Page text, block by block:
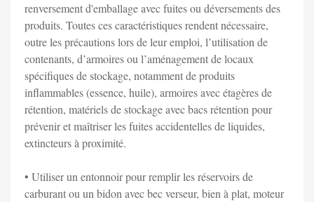
renversement d'emballage avec fuites ou déversements des
produits. Toutes ces caractéristiques rendent nécessaire,
outre les précautions lors de leur emploi, l’utilisation de
contenants, d’armoires ou l’aménagement de locaux
spécifiques de stockage, notamment de produits
inflammables (essence, huile), armoires avec étagères de
rétention, matériels de stockage avec bacs rétention pour
prévenir et maîtriser les fuites accidentelles de liquides,
extincteurs à proximité.
• Utiliser un entonnoir pour remplir les réservoirs de
carburant ou un bidon avec bec verseur, bien à plat, moteur